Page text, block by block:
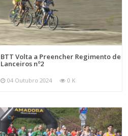
BTT Volta a Preencher Regimento de
Lanceiros nº2
04 Outubro 2024 0 K